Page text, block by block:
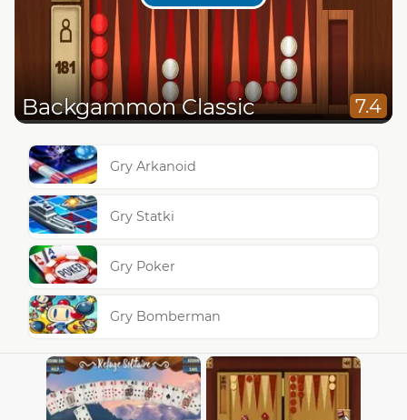
Backgammon Classic 7.4
Gry Arkanoid
Gry Statki
Gry Poker
Gry Bomberman